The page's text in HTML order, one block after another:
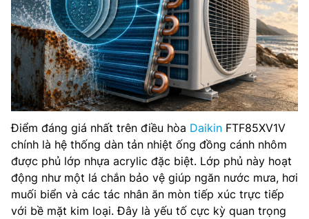
Điểm đáng giá nhất trên điều hòa Daikin FTF85XV1V
chính là hệ thống dàn tản nhiệt ống đồng cánh nhôm
được phủ lớp nhựa acrylic đặc biệt. Lớp phủ này hoạt
động như một lá chắn bảo vệ giúp ngăn nước mưa, hơi
muối biển và các tác nhân ăn mòn tiếp xúc trực tiếp
với bề mặt kim loại. Đây là yếu tố cực kỳ quan trọng